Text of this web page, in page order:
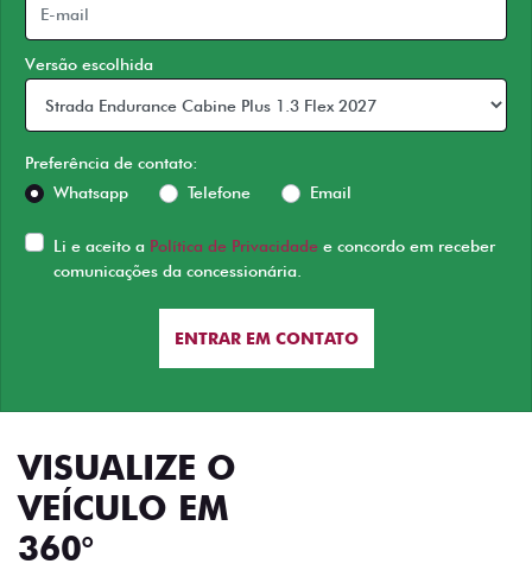
Versão escolhida
Preferência de contato:
Whatsapp
Telefone Email
Li e aceito a Política de Privacidade e concordo em receber
comunicações da concessionária.
ENTRAR EM CONTATO
VISUALIZE O
VEÍCULO EM
360°